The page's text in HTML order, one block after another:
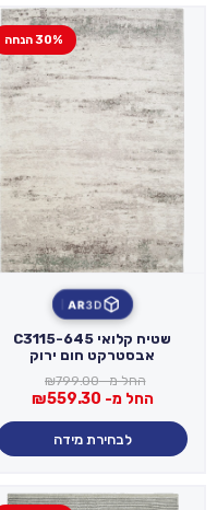
30% הנחה
3D
AR
שטיח קלואי C3115-645
אבסטרקט חום ירוק
החל מ- ₪799.00
החל מ- ₪559.30
לבחירת מידה